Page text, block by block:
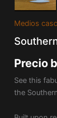
Medios
Precio
See this
the